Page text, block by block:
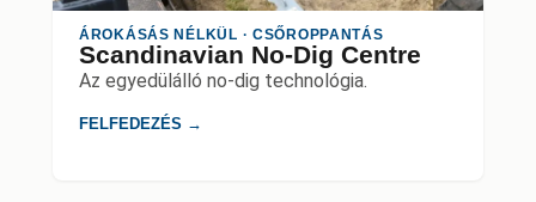
ÁROKÁSÁS NÉLKÜL · CSŐROPPANTÁS
Scandinavian No-Dig Centre
Az egyedülálló no-dig technológia.
FELFEDEZÉS →